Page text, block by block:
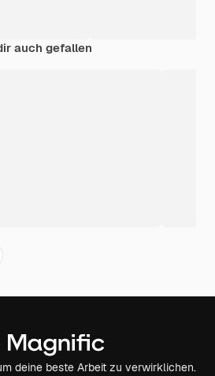
auch gefallen
deine beste Arbeit zu verwirklichen.